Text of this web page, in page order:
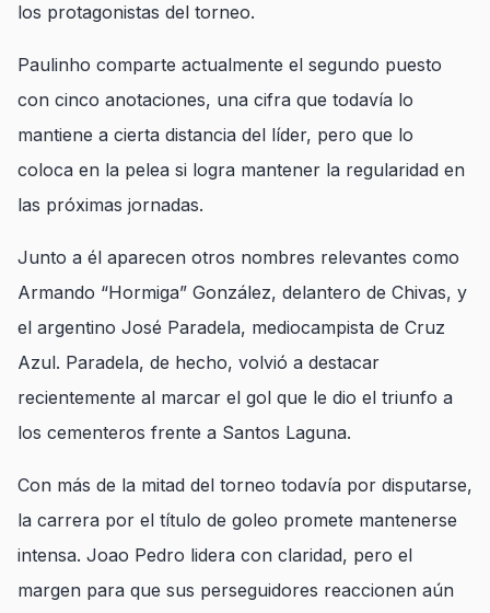
los protagonistas del torneo.
Paulinho comparte actualmente el segundo puesto
con cinco anotaciones, una cifra que todavía lo
mantiene a cierta distancia del líder, pero que lo
coloca en la pelea si logra mantener la regularidad en
las próximas jornadas.
Junto a él aparecen otros nombres relevantes como
Armando “Hormiga” González, delantero de Chivas, y
el argentino José Paradela, mediocampista de Cruz
Azul. Paradela, de hecho, volvió a destacar
recientemente al marcar el gol que le dio el triunfo a
los cementeros frente a Santos Laguna.
Con más de la mitad del torneo todavía por disputarse,
la carrera por el título de goleo promete mantenerse
intensa. Joao Pedro lidera con claridad, pero el
margen para que sus perseguidores reaccionen aún